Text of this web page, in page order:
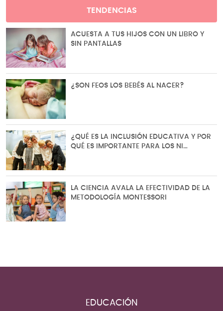
TENDENCIAS
ACUESTA A TUS HIJOS CON UN LIBRO Y
SIN PANTALLAS
¿SON FEOS LOS BEBÉS AL NACER?
¿QUÉ ES LA INCLUSIÓN EDUCATIVA Y POR
QUÉ ES IMPORTANTE PARA LOS NI…
LA CIENCIA AVALA LA EFECTIVIDAD DE LA
METODOLOGÍA MONTESSORI
EDUCACIÓN